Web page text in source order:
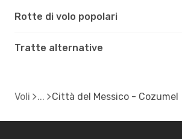
Rotte di volo popolari
Tratte alternative
Voli Città del Messico - Cozumel